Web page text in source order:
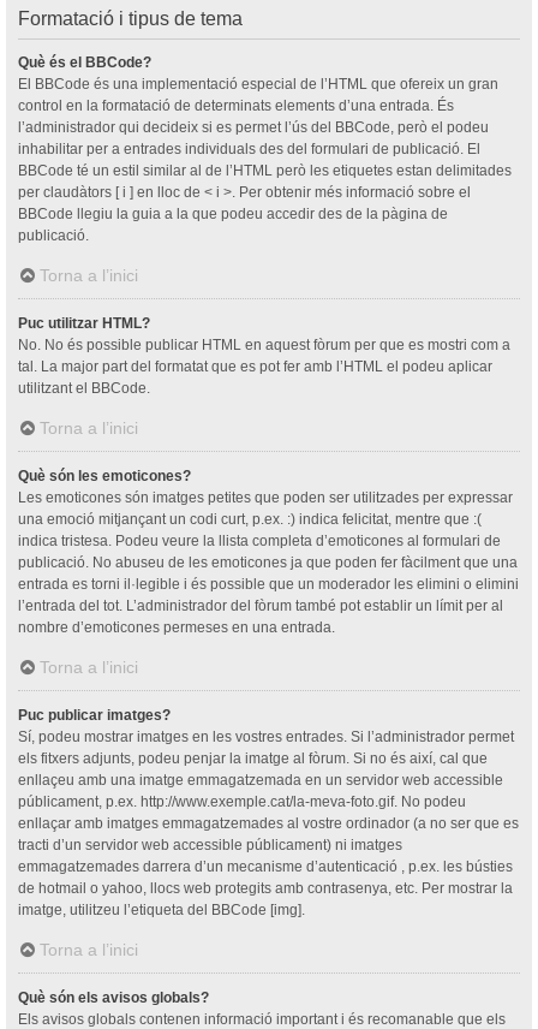
Formatació i tipus de tema
Què és el BBCode?
El BBCode és una implementació especial de l’HTML que ofereix un gran
control en la formatació de determinats elements d’una entrada. És
l’administrador qui decideix si es permet l’ús del BBCode, però el podeu
inhabilitar per a entrades individuals des del formulari de publicació. El
BBCode té un estil similar al de l’HTML però les etiquetes estan delimitades
per claudàtors [ i ] en lloc de < i >. Per obtenir més informació sobre el
BBCode llegiu la guia a la que podeu accedir des de la pàgina de
publicació.
Torna a l’inici
Puc utilitzar HTML?
No. No és possible publicar HTML en aquest fòrum per que es mostri com a
tal. La major part del formatat que es pot fer amb l’HTML el podeu aplicar
utilitzant el BBCode.
Torna a l’inici
Què són les emoticones?
Les emoticones són imatges petites que poden ser utilitzades per expressar
una emoció mitjançant un codi curt, p.ex. :) indica felicitat, mentre que :(
indica tristesa. Podeu veure la llista completa d’emoticones al formulari de
publicació. No abuseu de les emoticones ja que poden fer fàcilment que una
entrada es torni il·legible i és possible que un moderador les elimini o elimini
l’entrada del tot. L’administrador del fòrum també pot establir un límit per al
nombre d’emoticones permeses en una entrada.
Torna a l’inici
Puc publicar imatges?
Sí, podeu mostrar imatges en les vostres entrades. Si l’administrador permet
els fitxers adjunts, podeu penjar la imatge al fòrum. Si no és així, cal que
enllaçeu amb una imatge emmagatzemada en un servidor web accessible
públicament, p.ex. http://www.exemple.cat/la-meva-foto.gif. No podeu
enllaçar amb imatges emmagatzemades al vostre ordinador (a no ser que es
tracti d’un servidor web accessible públicament) ni imatges
emmagatzemades darrera d’un mecanisme d’autenticació , p.ex. les bústies
de hotmail o yahoo, llocs web protegits amb contrasenya, etc. Per mostrar la
imatge, utilitzeu l’etiqueta del BBCode [img].
Torna a l’inici
Què són els avisos globals?
Els avisos globals contenen informació important i és recomanable que els